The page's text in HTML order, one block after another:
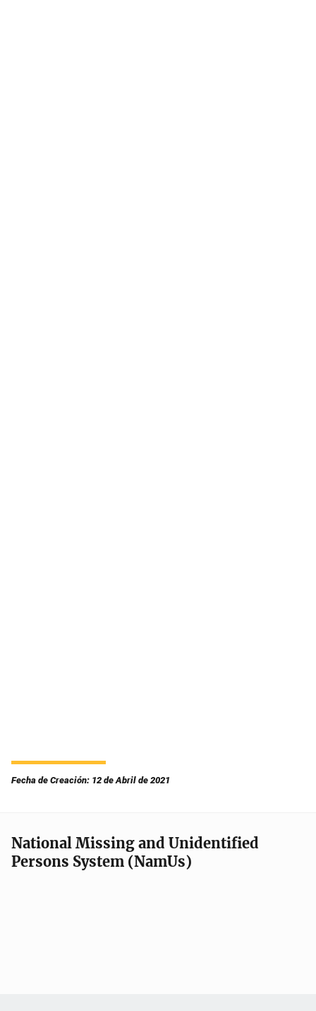
Fecha de Creación: 12 de Abril de 2021
National Missing and Unidentified
Persons System (NamUs)